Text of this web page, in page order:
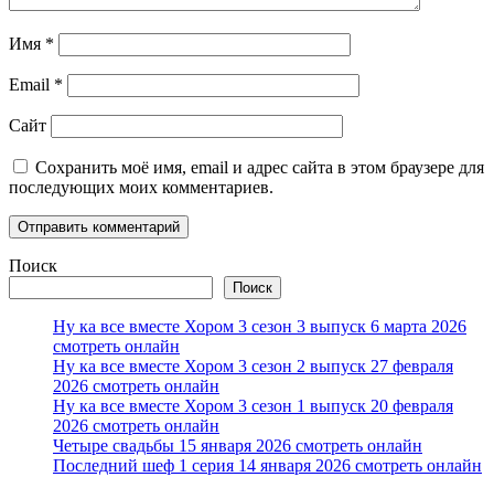
Имя *
Email *
Сайт
Сохранить моё имя, email и адрес сайта в этом браузере для
последующих моих комментариев.
Поиск
Поиск
Ну ка все вместе Хором 3 сезон 3 выпуск 6 марта 2026
смотреть онлайн
Ну ка все вместе Хором 3 сезон 2 выпуск 27 февраля
2026 смотреть онлайн
Ну ка все вместе Хором 3 сезон 1 выпуск 20 февраля
2026 смотреть онлайн
Четыре свадьбы 15 января 2026 смотреть онлайн
Последний шеф 1 серия 14 января 2026 смотреть онлайн